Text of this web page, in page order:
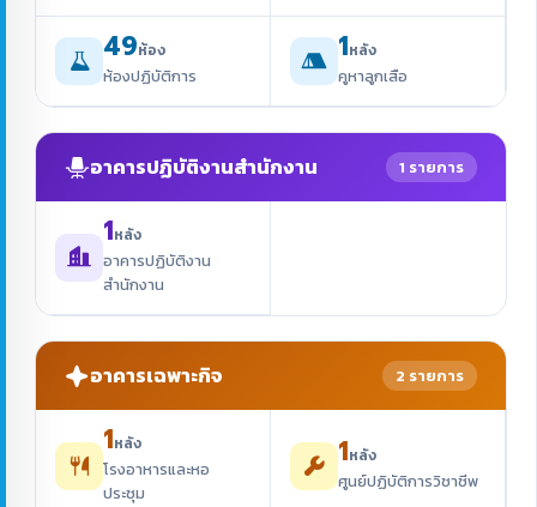
49ห้อง
ห้องปฏิบัติการ
1หลัง
คูหาลูกเสือ
อาคารปฏิบัติงานสำนักงาน 1 รายการ
1หลัง
อาคารปฏิบัติงาน
สำนักงาน
อาคารเฉพาะกิจ 2 รายการ
1หลัง
โรงอาหารและหอ
ประชุม
1หลัง
ศูนย์ปฏิบัติการวิชาชีพ